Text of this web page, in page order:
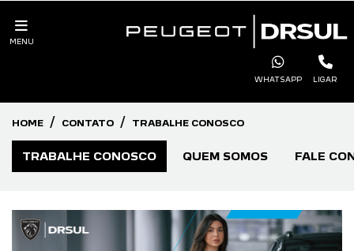
MENU
WHATSAPP LIGAR
HOME CONTATO TRABALHE CONOSCO
QUEM SOMOS FALE
TRABALHE CONOSCO